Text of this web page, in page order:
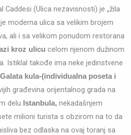
Caddesi (Ulica nezavisnosti) je „žila
moderna ulica sa velikim brojem
ali i sa velikom ponudom restorana
kroz ulicu celom njenom dužinom
Istiklal takođe ima neke jedinstvene
Galata kula-(individualna poseta i
građevina orijentalnog grada na
delu Istanbula, nekadašnjem
milioni turista s obzirom na to da
bez odlaska na ovaj toranj sa